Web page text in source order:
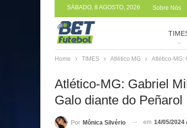
SÁBADO, 8 AGOSTO, 2026 Sobre Nós
Home TIMES Atlético MG Atlético-MG:
Atlético-MG: Gabriel
Galo diante do Peñarol
Por Mônica Silvério em 14/05/2024